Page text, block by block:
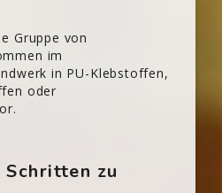
Gruppe von
im
in PU-Klebstoffen,
oder
Schritten zu